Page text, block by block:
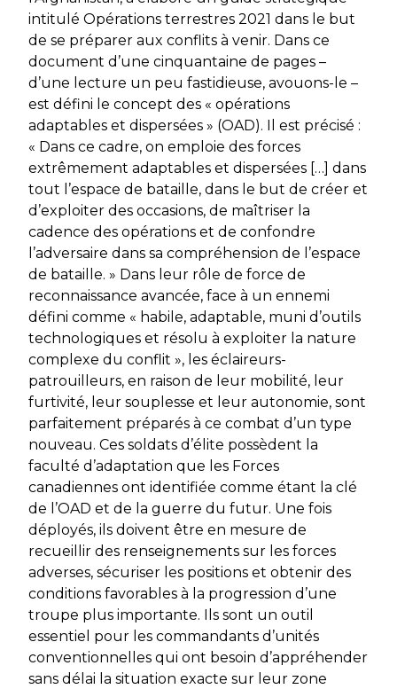
intitulé Opérations terrestres 2021 dans le but
de se préparer aux conflits à venir. Dans ce
document d’une cinquantaine de pages –
d’une lecture un peu fastidieuse, avouons-le –
est défini le concept des « opérations
adaptables et dispersées » (OAD). Il est précisé :
« Dans ce cadre, on emploie des forces
extrêmement adaptables et dispersées […] dans
tout l’espace de bataille, dans le but de créer et
d’exploiter des occasions, de maîtriser la
cadence des opérations et de confondre
l’adversaire dans sa compréhension de l’espace
de bataille. » Dans leur rôle de force de
reconnaissance avancée, face à un ennemi
défini comme « habile, adaptable, muni d’outils
technologiques et résolu à exploiter la nature
complexe du conflit », les éclaireurs-
patrouilleurs, en raison de leur mobilité, leur
furtivité, leur souplesse et leur autonomie, sont
parfaitement préparés à ce combat d’un type
nouveau. Ces soldats d’élite possèdent la
faculté d’adaptation que les Forces
canadiennes ont identifiée comme étant la clé
de l’OAD et de la guerre du futur. Une fois
déployés, ils doivent être en mesure de
recueillir des renseignements sur les forces
adverses, sécuriser les positions et obtenir des
conditions favorables à la progression d’une
troupe plus importante. Ils sont un outil
essentiel pour les commandants d’unités
conventionnelles qui ont besoin d’appréhender
sans délai la situation exacte sur leur zone